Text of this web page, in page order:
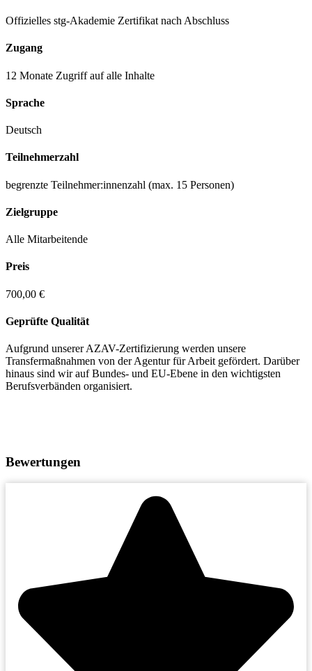
Offizielles stg-Akademie Zertifikat nach Abschluss
Zugang
12 Monate Zugriff auf alle Inhalte
Sprache
Deutsch
Teilnehmerzahl
begrenzte Teilnehmer:innenzahl (max. 15 Personen)
Zielgruppe
Alle Mitarbeitende
Preis
700,00 €
Geprüfte Qualität
Aufgrund unserer AZAV-Zertifizierung werden unsere
Transfermaßnahmen von der Agentur für Arbeit gefördert. Darüber
hinaus sind wir auf Bundes- und EU-Ebene in den wichtigsten
Berufsverbänden organisiert.
Bewertungen